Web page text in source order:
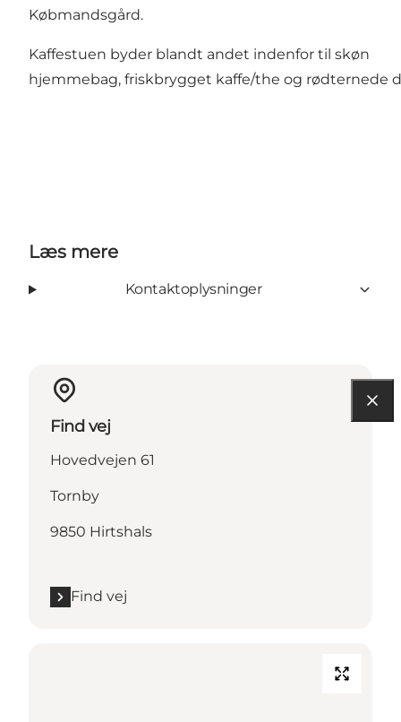
Købmandsgård.
Kaffestuen byder blandt andet indenfor til skøn
hjemmebag, friskbrygget kaffe/the og rødternede
Læs mere
Kontaktoplysninger
Find vej
Hovedvejen 61
Tornby
9850 Hirtshals
Find vej